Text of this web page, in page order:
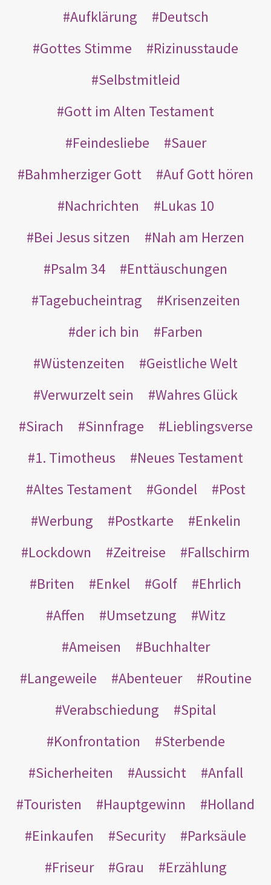
Aufklärung
Deutsch
Gottes Stimme
Rizinusstaude
Selbstmitleid
Gott im Alten Testament
Feindesliebe
Sauer
Bahmherziger Gott
Auf Gott hören
Nachrichten
Lukas 10
Bei Jesus sitzen
Nah am Herzen
Psalm 34
Enttäuschungen
Tagebucheintrag
Krisenzeiten
der ich bin
Farben
Wüstenzeiten
Geistliche Welt
Verwurzelt sein
Wahres Glück
Sirach
Sinnfrage
Lieblingsverse
1. Timotheus
Neues Testament
Altes Testament
Gondel
Post
Werbung
Postkarte
Enkelin
Lockdown
Zeitreise
Fallschirm
Briten
Enkel Golf
Ehrlich
Affen
Umsetzung
Witz
Ameisen
Buchhalter
Langeweile
Abenteuer
Routine
Verabschiedung
Spital
Konfrontation
Sterbende
Sicherheiten
Aussicht
Anfall
Touristen
Hauptgewinn
Holland
Einkaufen
Security
Parksäule
Friseur
Grau Erzählung